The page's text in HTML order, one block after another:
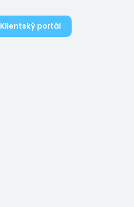
Klientský portál